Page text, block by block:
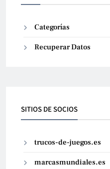
Categorías
Recuperar Datos
SITIOS DE SOCIOS
trucos-de-juegos.es
marcasmundiales.es